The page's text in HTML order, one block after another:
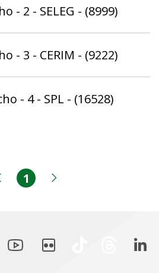
- 2 - SELEG - (8999)
- 3 - CERIM - (9222)
- 4 - SPL - (16528)
Página anterior
Página
1